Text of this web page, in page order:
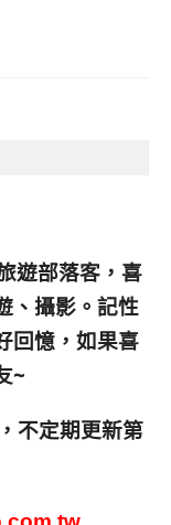
遊部落客， 喜
、攝影。 記性
回憶， 如果喜
~
，不定期更新第